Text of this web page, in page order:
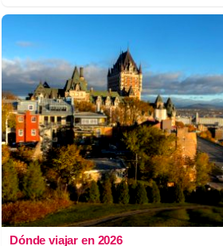
Dónde viajar en 2026